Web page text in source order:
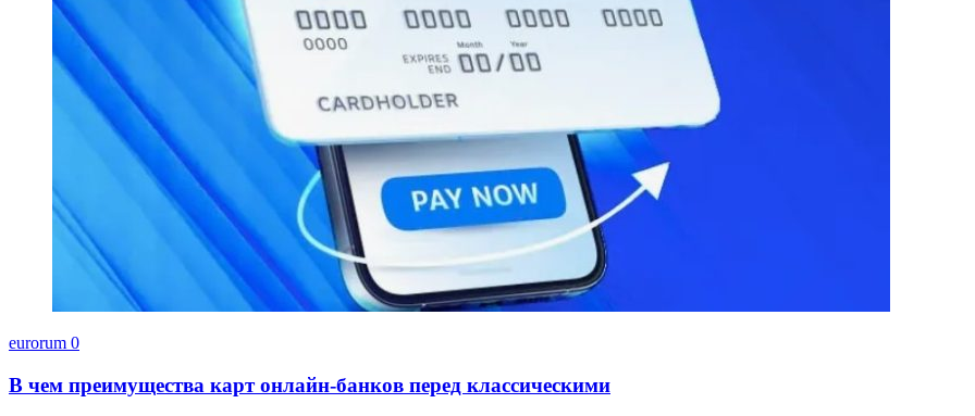
eurorum 0
В чем преимущества карт онлайн-банков перед классическими